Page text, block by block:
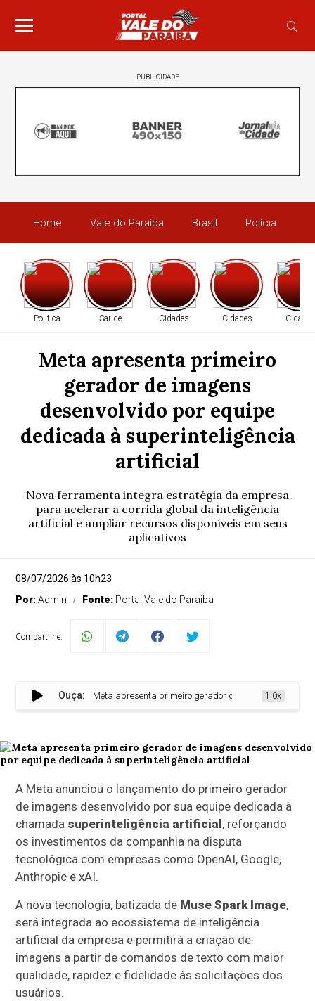
PUBLICIDADE
Home Vale do Paraíba Brasil Polícia
Politica Saude Cidades Cidades Cidades
Meta apresenta primeiro
gerador de imagens
desenvolvido por equipe
dedicada à superinteligência
artificial
Nova ferramenta integra estratégia da empresa
para acelerar a corrida global da inteligência
artificial e ampliar recursos disponíveis em seus
aplicativos
08/07/2026 às 10h23
Por:Admin Fonte: Portal Vale do Paraiba
Compartilhe:
Ouça:Meta apresenta primeiro gerador de imagens 1.0x
A Meta anunciou o lançamento do primeiro gerador
de imagens desenvolvido por sua equipe dedicada à
chamada superinteligência artificial , reforçando
os investimentos da companhia na disputa
tecnológica com empresas como OpenAI, Google,
Anthropic e xAI.
A nova tecnologia, batizada de Muse Spark Image,
será integrada ao ecossistema de inteligência
artificial da empresa e permitirá a criação de
imagens a partir de comandos de texto com maior
qualidade, rapidez e fidelidade às solicitações dos
usuários.